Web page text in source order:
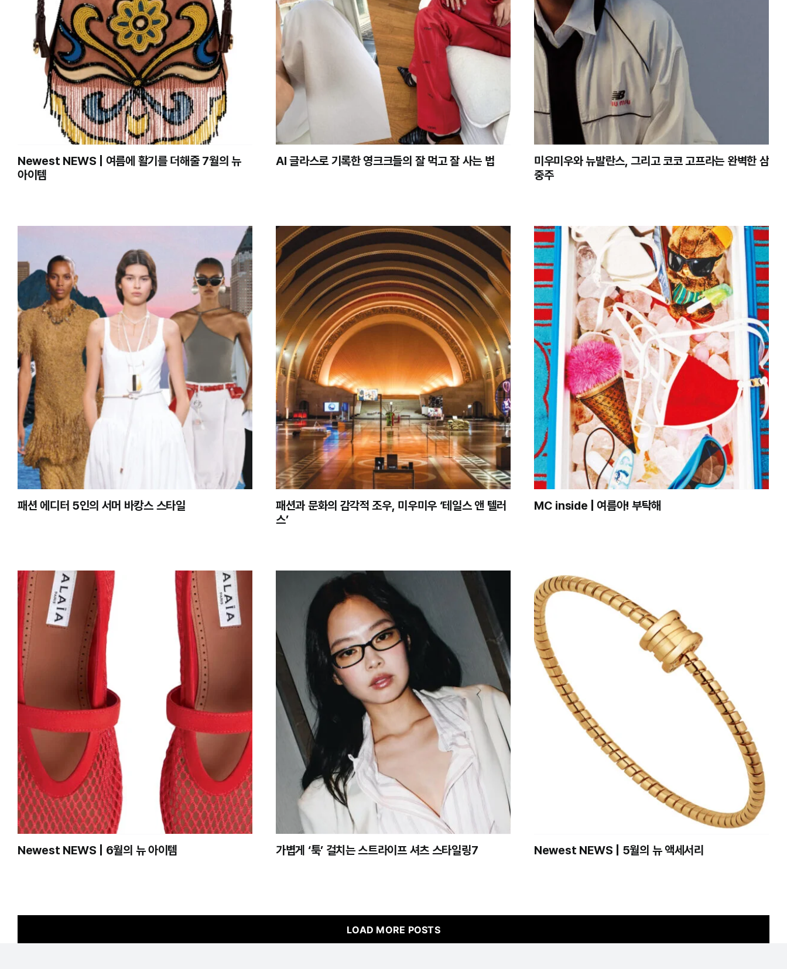
Newest NEWS | 여름에 활기를 더해줄 7월의 뉴
아이템
AI 글라스로 기록한 영크크들의 잘 먹고 잘 사는 법
미우미우와 뉴발란스, 그리고 코코 고프라는 완벽한 삼
중주
패션 에디터 5인의 서머 바캉스 스타일
패션과 문화의 감각적 조우, 미우미우 ‘테일스 앤 텔러
스’
MC inside | 여름아! 부탁해
Newest NEWS | 6월의 뉴 아이템 가볍게 ‘툭’ 걸치는 스트라이프 셔츠 스타일링7 Newest NEWS | 5월의 뉴 액세서리
LOAD MORE POSTS